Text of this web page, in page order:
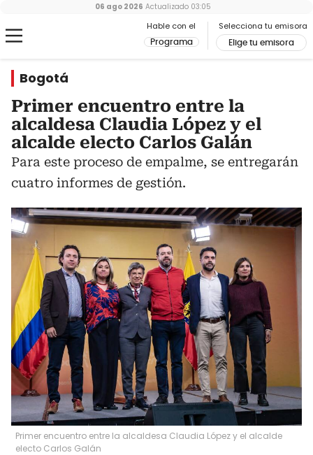
Hable con el
Programa
Selecciona tu emisora
Elige tu emisora
06 ago 2026 Actualizado 03:05
Bogotá
Primer encuentro entre la
alcaldesa Claudia López y el
alcalde electo Carlos Galán
Para este proceso de empalme, se entregarán
cuatro informes de gestión.
Primer encuentro entre la alcaldesa Claudia López y el alcalde
electo Carlos Galán